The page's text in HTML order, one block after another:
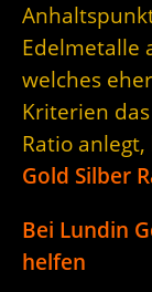
Edelmetalle
welches
Kriterien
Ratio
Gold Silber
Bei Lundin
helfen